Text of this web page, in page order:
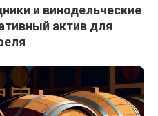
и винодельческие
актив для